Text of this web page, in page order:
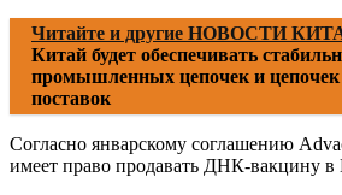
Читайте и другие НОВОСТИ
Китай будет обеспечивать
промышленных цепочек и цепочек
поставок
Согласно январскому соглашению
имеет право продавать ДНК-вакцину в